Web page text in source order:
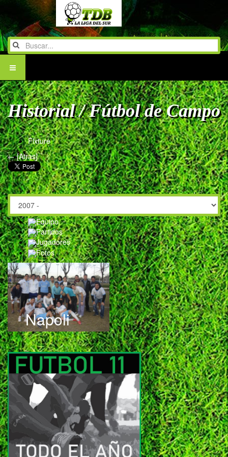
Historial / Fútbol de Campo
Fixture
← [Atras]
Napoli
Equipo
Partidos
Jugadores
Fotos